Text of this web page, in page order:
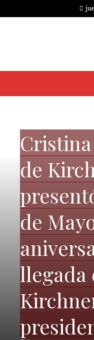
de
de
llegada